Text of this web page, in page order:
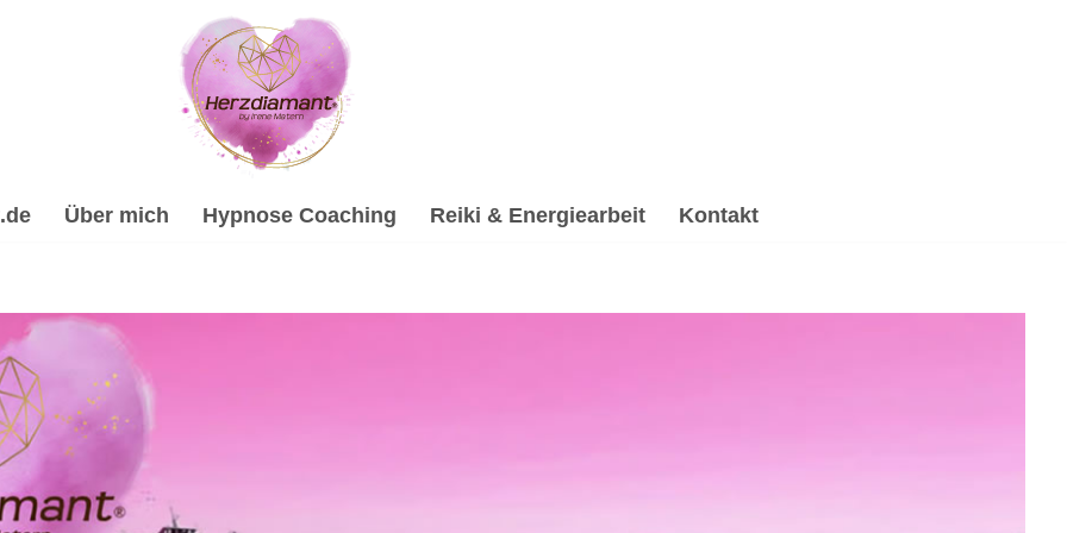
Über mich Hypnose Coaching Reiki & Energiearbeit Kontakt
✔️Heilhypnose, Energiearbeit & Reiki, Psychologische Beratung, Spirituelle Trauerverarbeitung & Trauerhilfe,
& Trauerhilfe, ✔️ Hypnose, ✔️ Reiki & Energiearbeit, ✔️ Psychologische Beratung oder ✔️ Spirituelles
Dein Online Hypnose-Coach & psychologische Beraterin. Ich bin bereit für Deine Aufgaben ✉.